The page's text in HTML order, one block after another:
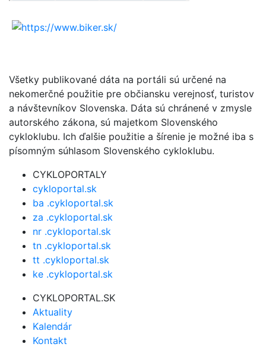
Všetky publikované dáta na portáli sú určené na
nekomerčné použitie pre občiansku verejnosť, turistov
a návštevníkov Slovenska. Dáta sú chránené v zmysle
autorského zákona, sú majetkom Slovenského
cykloklubu. Ich ďalšie použitie a šírenie je možné iba s
písomným súhlasom Slovenského cykloklubu.
CYKLOPORTALY
cykloportal.sk
ba .cykloportal.sk
za .cykloportal.sk
nr .cykloportal.sk
tn .cykloportal.sk
tt .cykloportal.sk
ke .cykloportal.sk
CYKLOPORTAL.SK
Aktuality
Kalendár
Kontakt